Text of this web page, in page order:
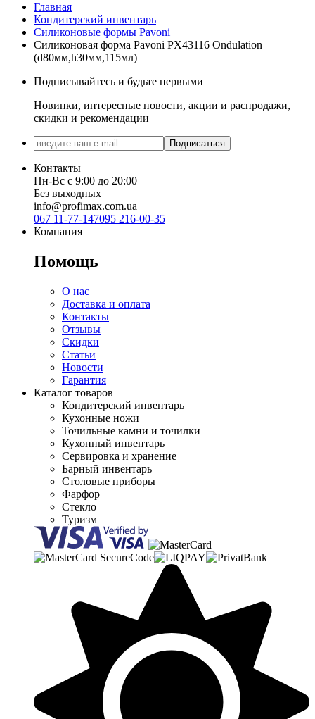
Главная
Кондитерский инвентарь
Силиконовые формы Pavoni
Силиконовая форма Pavoni PX43116 Ondulation
(d80мм,h30мм,115мл)
Подписывайтесь и будьте первыми
Новинки, интересные новости, акции и распродажи,
скидки и рекомендации
Подписаться
Контакты
Пн-Вс с 9:00 до 20:00
Без выходных
info@profimax.com.ua
067 11-77-147095 216-00-35
Компания
Помощь
О нас
Доставка и оплата
Контакты
Отзывы
Скидки
Статьи
Новости
Гарантия
Каталог товаров
Кондитерский инвентарь
Кухонные ножи
Точильные камни и точилки
Кухонный инвентарь
Сервировка и хранение
Барный инвентарь
Столовые приборы
Фарфор
Стекло
Туризм